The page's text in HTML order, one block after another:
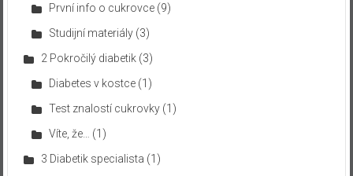
První info o cukrovce(9)
Studijní materiály(3)
2 Pokročilý diabetik(3)
Diabetes v kostce(1)
Test znalostí cukrovky(1)
Víte, že…
(1)
3 Diabetik specialista (1)